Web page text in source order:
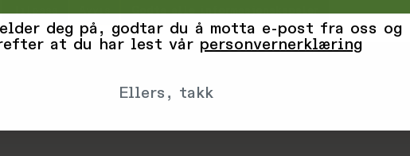
deg på, godtar du å motta e-post fra oss og
at du har lest vår personvernerklæring
Ellers, takk